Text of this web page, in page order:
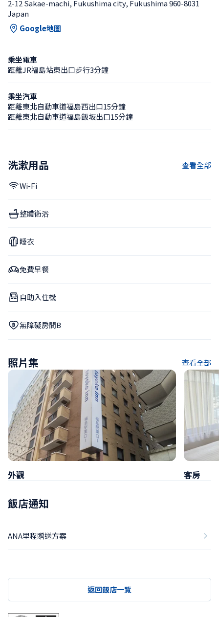
2-12 Sakae-machi, Fukushima city, Fukushima 960-8031
Japan
Google地圖
乘坐電車
距離JR福島站東出口步行3分鐘
乘坐汽車
距離東北自動車道福島西出口15分鐘
距離東北自動車道福島飯坂出口15分鐘
洗漱用品 查看全部
Wi-Fi
整體衛浴
睡衣
免費早餐
自助入住機
無障礙房間B
照片集 查看全部
外觀 客房
飯店通知
ANA里程贈送方案
返回飯店一覽